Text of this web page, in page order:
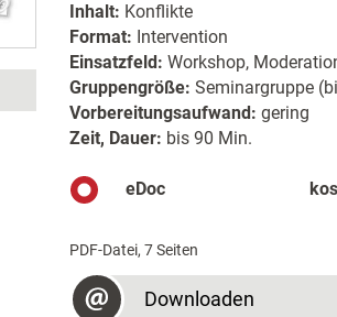
Inhalt: Konflikte
Format: Intervention
Einsatzfeld: Workshop,
Gruppengröße: Seminargruppe
Vorbereitungsaufwand: gering
Zeit, Dauer: bis 90 Min.
eDoc
PDF-Datei, 7 Seiten
Downloaden